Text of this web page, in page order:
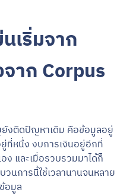
เริ่มจาก
าก Corpus
งติดปัญหาเดิม คือข้อมูลอยู่
ที่หนึ่ง งบการเงินอยู่อีกที่
ง และเมื่อรวบรวมมาได้ก็
นการนี้ใช้เวลานานจนหลาย
อมูล